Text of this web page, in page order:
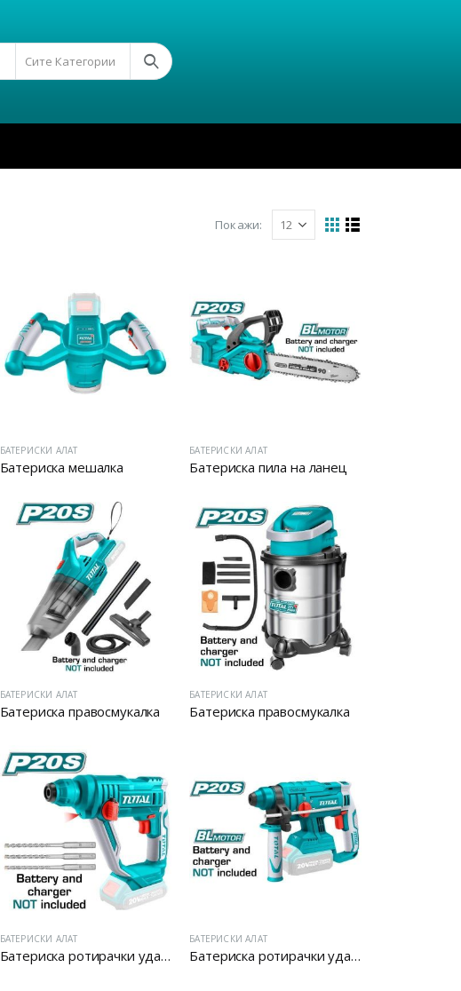
Сите Категории
Покажи:
БАТЕРИСКИ АЛАТ
Батериска мешалка
БАТЕРИСКИ АЛАТ
Батериска пила на ланец
БАТЕРИСКИ АЛАТ
Батериска правосмукалка
БАТЕРИСКИ АЛАТ
Батериска правосмукалка
БАТЕРИСКИ АЛАТ
Батериска ротирачки ударен чекан
БАТЕРИСКИ АЛАТ
Батериска ротирачки ударен чекан
Батериски сет